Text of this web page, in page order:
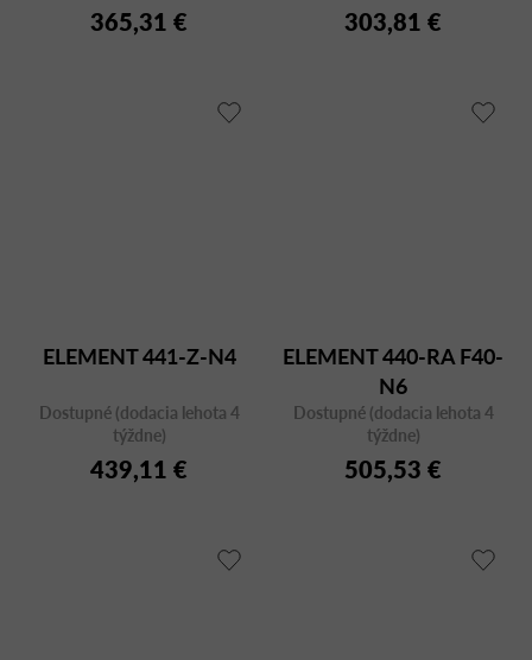
365,31 € 303,81 €
ELEMENT 441-Z-N4
Dostupné (dodacia lehota 4
týždne)
439,11 €
ELEMENT 440-RA F40-
N6
Dostupné (dodacia lehota 4
týždne)
505,53 €